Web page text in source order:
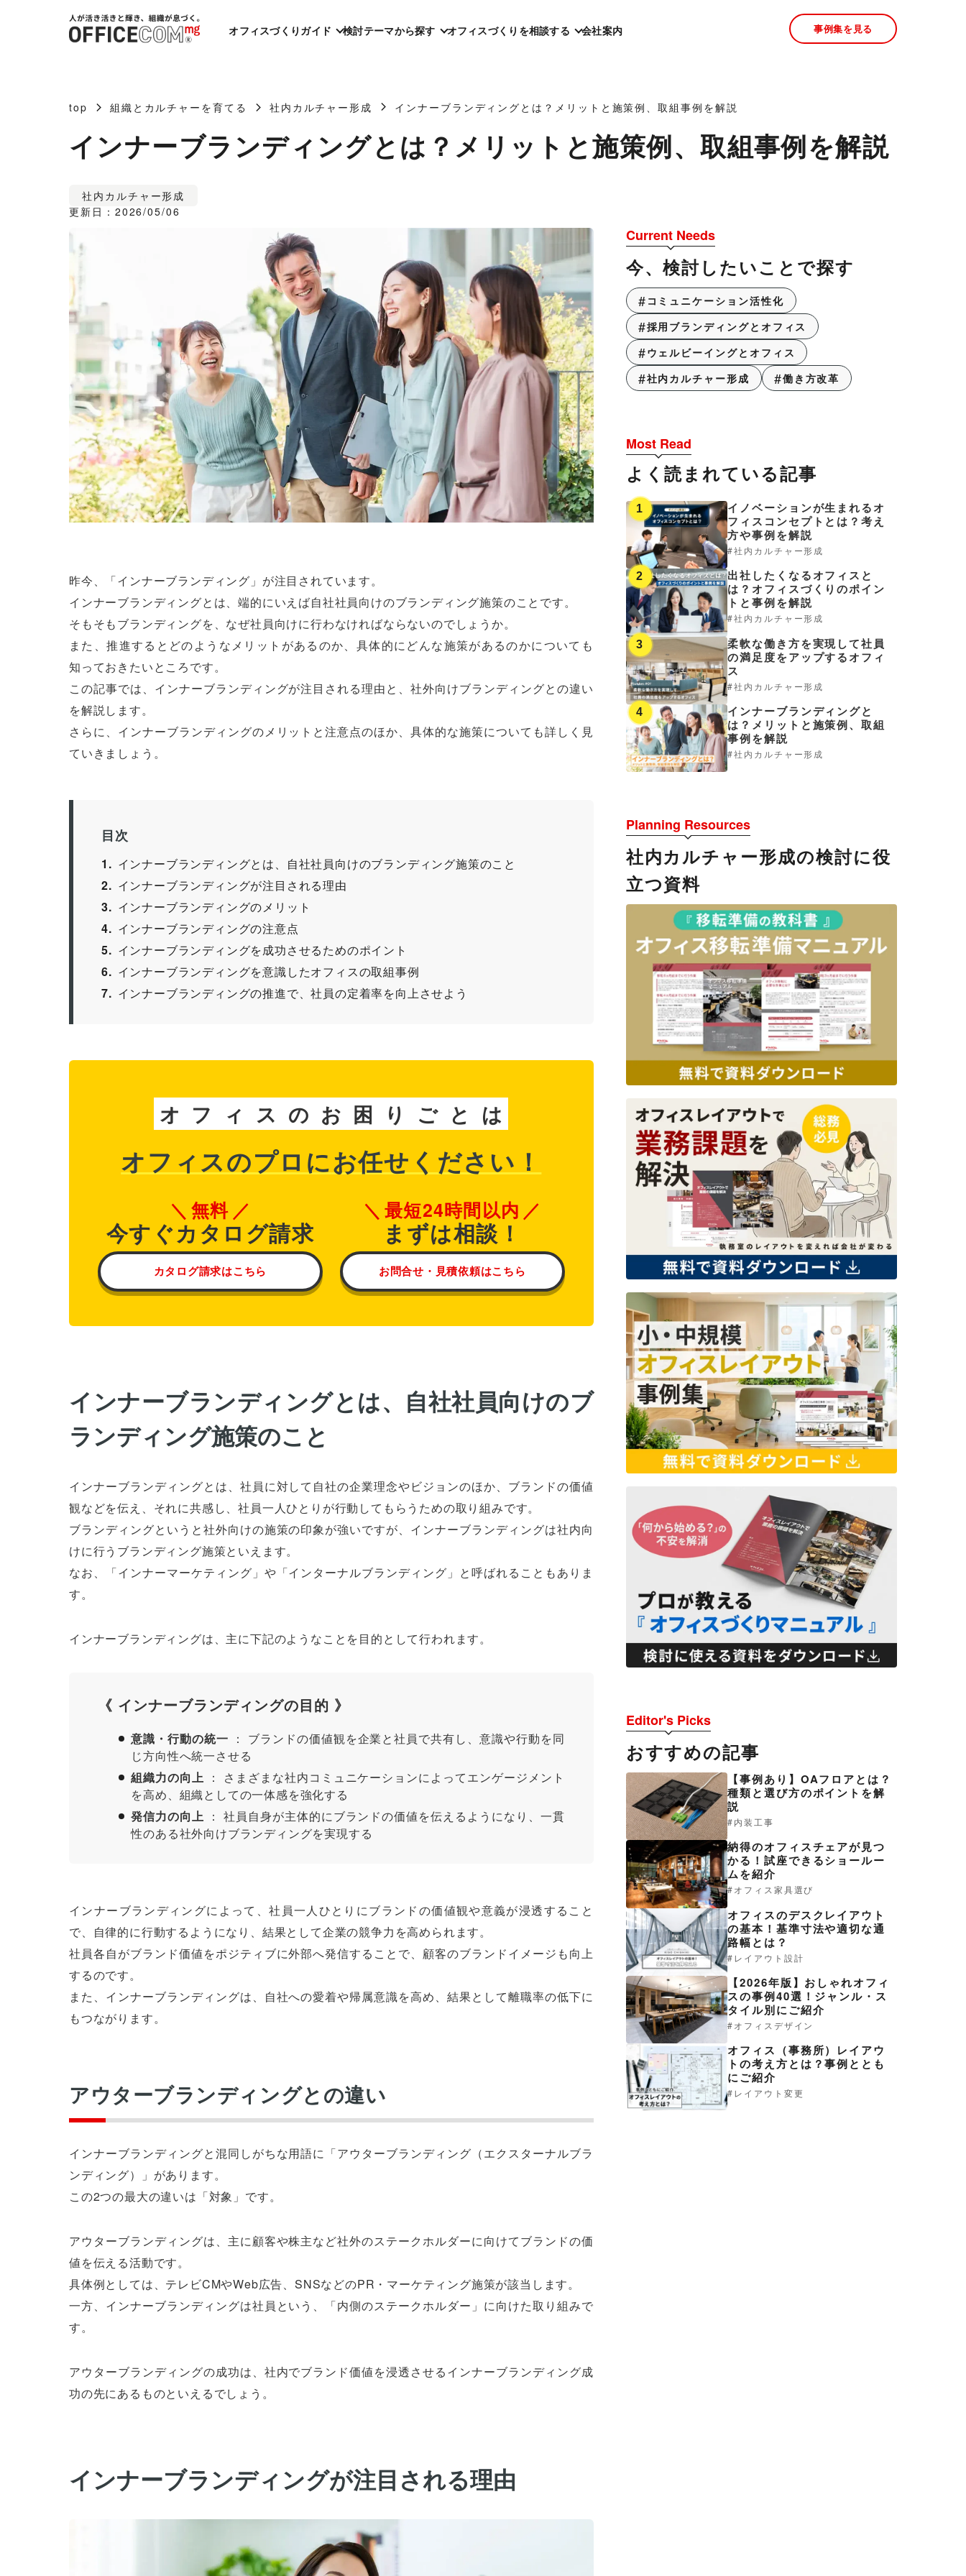
オフィスづくりガイド 検討テーマから探す オフィスづくりを相談する 会社案内 事例集を見る
top 組織とカルチャーを育てる 社内カルチャー形成 インナーブランディングとは？メリットと施策例、取組事例を解説
インナーブランディングとは？メリットと施策例、取組事例を解説
社内カルチャー形成
更新日：2026/05/06
昨今、「インナーブランディング」が注目されています。
インナーブランディングとは、端的にいえば自社社員向けのブランディング施策のことです。
そもそもブランディングを、なぜ社員向けに行わなければならないのでしょうか。
また、推進するとどのようなメリットがあるのか、具体的にどんな施策があるのかについても
知っておきたいところです。
この記事では、インナーブランディングが注目される理由と、社外向けブランディングとの違い
を解説します。
さらに、インナーブランディングのメリットと注意点のほか、具体的な施策についても詳しく見
ていきましょう。
目次
1
インナーブランディングとは、自社社員向けのブランディング施策のこと
2
インナーブランディングが注目される理由
3
インナーブランディングのメリット
4
インナーブランディングの注意点
5
インナーブランディングを成功させるためのポイント
6
インナーブランディングを意識したオフィスの取組事例
7
インナーブランディングの推進で、社員の定着率を向上させよう
オ フ ィ ス の お 困 り ご と は
オフィスのプロにお任せください！
無料
今すぐカタログ請求
カタログ請求はこちら
最短24時間以内
まずは相談！
お問合せ・見積依頼はこちら
インナーブランディングとは、自社社員向けのブ
ランディング施策のこと
インナーブランディングとは、社員に対して自社の企業理念やビジョンのほか、ブランドの価値
観などを伝え、それに共感し、社員一人ひとりが行動してもらうための取り組みです。
ブランディングというと社外向けの施策の印象が強いですが、インナーブランディングは社内向
けに行うブランディング施策といえます。
なお、「インナーマーケティング」や「インターナルブランディング」と呼ばれることもありま
す。
インナーブランディングは、主に下記のようなことを目的として行われます。
《 インナーブランディングの目的 》
意識・行動の統一 ： ブランドの価値観を企業と社員で共有し、意識や行動を同
じ方向性へ統一させる
組織力の向上 ： さまざまな社内コミュニケーションによってエンゲージメント
を高め、組織としての一体感を強化する
発信力の向上 ： 社員自身が主体的にブランドの価値を伝えるようになり、一貫
性のある社外向けブランディングを実現する
インナーブランディングによって、社員一人ひとりにブランドの価値観や意義が浸透すること
で、自律的に行動するようになり、結果として企業の競争力を高められます。
社員各自がブランド価値をポジティブに外部へ発信することで、顧客のブランドイメージも向上
するのです。
また、インナーブランディングは、自社への愛着や帰属意識を高め、結果として離職率の低下に
もつながります。
アウターブランディングとの違い
インナーブランディングと混同しがちな用語に「アウターブランディング（エクスターナルブラ
ンディング）」があります。
この2つの最大の違いは「対象」です。
アウターブランディングは、主に顧客や株主など社外のステークホルダーに向けてブランドの価
値を伝える活動です。
具体例としては、テレビCMやWeb広告、SNSなどのPR・マーケティング施策が該当します。
一方、インナーブランディングは社員という、「内側のステークホルダー」に向けた取り組みで
す。
アウターブランディングの成功は、社内でブランド価値を浸透させるインナーブランディング成
功の先にあるものといえるでしょう。
インナーブランディングが注目される理由
Current Needs
今、検討したいことで探す
コミュニケーション活性化
採用ブランディングとオフィス
ウェルビーイングとオフィス
社内カルチャー形成
働き方改革
Most Read
よく読まれている記事
1
イノベーションが生まれるオ
フィスコンセプトとは？考え
方や事例を解説
社内カルチャー形成
2
出社したくなるオフィスと
は？オフィスづくりのポイン
トと事例を解説
社内カルチャー形成
3
柔軟な働き方を実現して社員
の満足度をアップするオフィ
ス
社内カルチャー形成
4
インナーブランディングと
は？メリットと施策例、取組
事例を解説
社内カルチャー形成
Planning Resources
社内カルチャー形成の検討に役
立つ資料
Editor's Picks
おすすめの記事
【事例あり】OAフロアとは？
種類と選び方のポイントを解
説
内装工事
納得のオフィスチェアが見つ
かる！試座できるショールー
ムを紹介
オフィス家具選び
オフィスのデスクレイアウト
の基本！基準寸法や適切な通
路幅とは？
レイアウト設計
【2026年版】おしゃれオフィ
スの事例40選！ジャンル・ス
タイル別にご紹介
オフィスデザイン
オフィス（事務所）レイアウ
トの考え方とは？事例ととも
にご紹介
レイアウト変更